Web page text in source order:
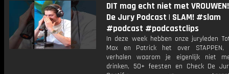
DIT mag echt niet met
De Jury Podcast | SLAM! #slam
#podcast #podcastclips
In deze week hebben onze juryleden
Max en Patrick het over STAPPEN,
verhalen waarom je eigenlijk niet
drinken, 50+ feesten en Check De